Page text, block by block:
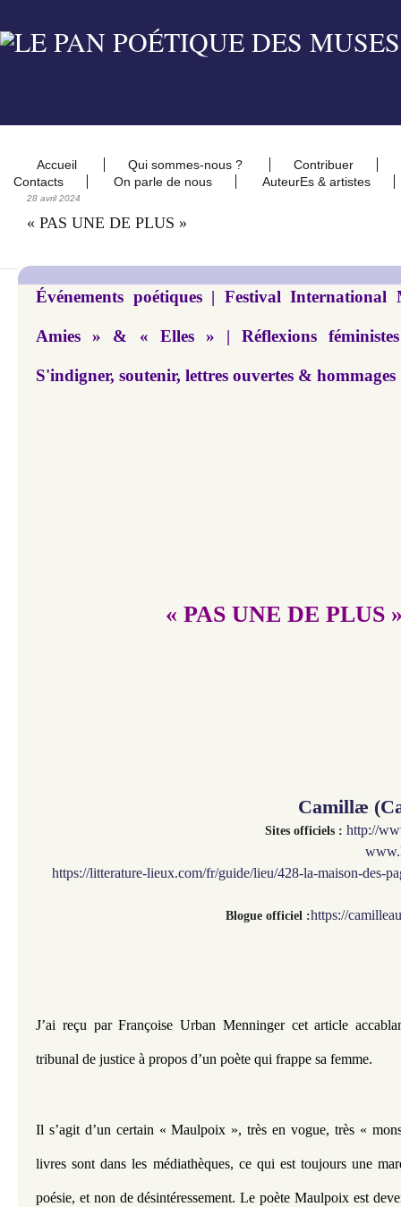
Accueil Qui sommes-nous ?
Contribuer
Contacts
On parle de nous AuteurEs & artistes
28 avril 2024
« PAS UNE DE PLUS »
Événements poétiques | Festival International
Amies » & « Elles » | Réflexions
S'indigner, soutenir, lettres ouvertes & hommages
« PAS UNE DE PLUS
Camillæ
Sites officiels : http://
https://litterature-lieux.com/fr/guide/lieu/428-la-maison-des-
Blogue officiel :https://
J’ai reçu par Françoise Urban Menninger cet article
tribunal de justice à propos d’un poète qui frappe sa femme.
Il s’agit d’un certain « Maulpoix », très en vogue, très «
livres sont dans les médiathèques, ce qui est toujours une
poésie, et non de désintéressement. Le poète Maulpoix est